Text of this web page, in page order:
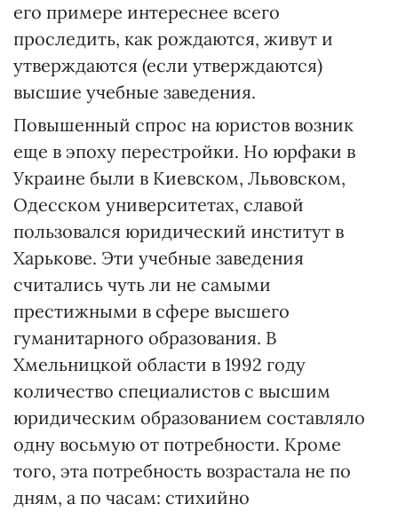
его примере интереснее всего
проследить, как рождаются, живут и
утверждаются (если утверждаются)
высшие учебные заведения.
Повышенный спрос на юристов возник
еще в эпоху перестройки. Но юрфаки в
Украине были в Киевском, Львовском,
Одесском университетах, славой
пользовался юридический институт в
Харькове. Эти учебные заведения
считались чуть ли не самыми
престижными в сфере высшего
гуманитарного образования. В
Хмельницкой области в 1992 году
количество специалистов с высшим
юридическим образованием составляло
одну восьмую от потребности. Кроме
того, эта потребность возрастала не по
дням, а по часам: стихийно